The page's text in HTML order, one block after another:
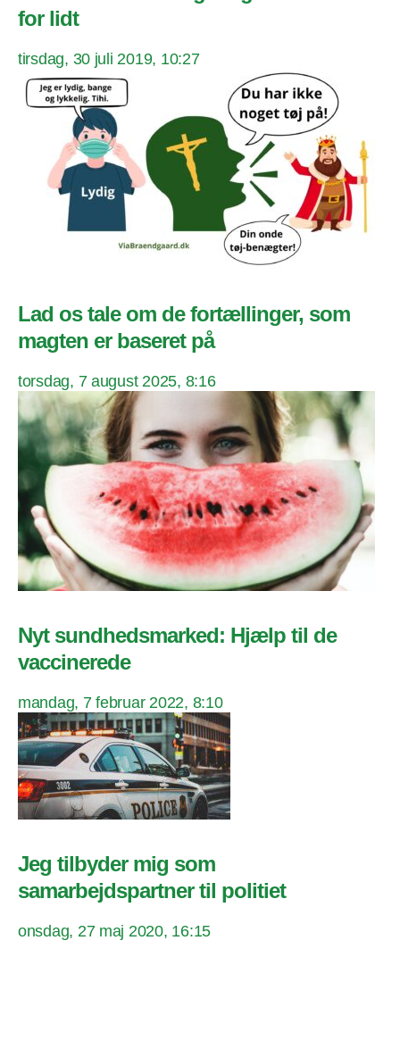
for lidt
tirsdag, 30 juli 2019, 10:27
Lad os tale om de fortællinger, som
magten er baseret på
torsdag, 7 august 2025, 8:16
Nyt sundhedsmarked: Hjælp til de
vaccinerede
mandag, 7 februar 2022, 8:10
Jeg tilbyder mig som
samarbejdspartner til politiet
onsdag, 27 maj 2020, 16:15